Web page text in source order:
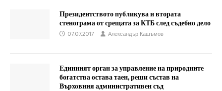
Президентството публикува и втората
стенограма от срещата за КТБ след съдебно дело
07.07.2017 Александър Кашъмов
Единният орган за управление на природните
богатства остава таен, реши състав на
Върховния административен съд